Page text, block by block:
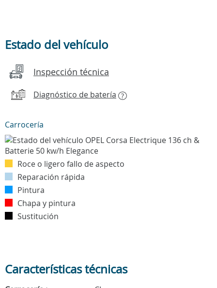
Estado del vehículo
Inspección técnica
Diagnóstico de batería ?
Carrocería
Roce o ligero fallo de aspecto
Reparación rápida
Pintura
Chapa y pintura
Sustitución
Características técnicas